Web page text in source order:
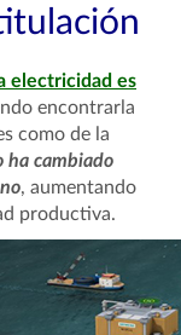
electricidad es
encontrarla
como de la
ha cambiado
, aumentando
productiva.